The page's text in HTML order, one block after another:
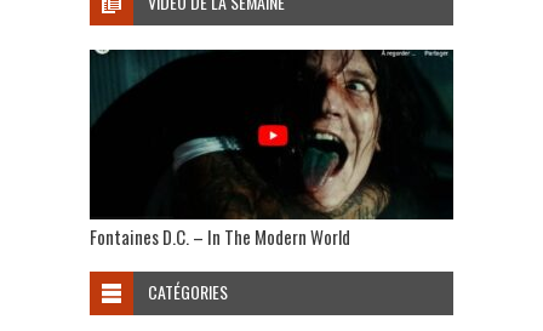
Fontaines D.C. – In The Modern World
CATÉGORIES